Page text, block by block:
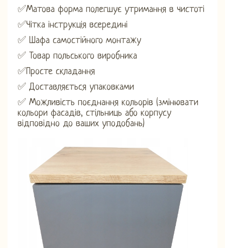
✅Матова форма полегшує утримання в чистоті
✅Чітка інструкція всередині
✅ Шафа самостійного монтажу
✅ Товар польського виробника
✅Просте складання
✅ Доставляється упаковками
✅ Можливість поєднання кольорів (змінювати
кольори фасадів, стільниць або корпусу
відповідно до ваших уподобань)